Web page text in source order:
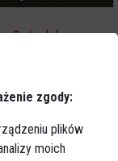
,Ostrołęka,
zgody:
plików
moich